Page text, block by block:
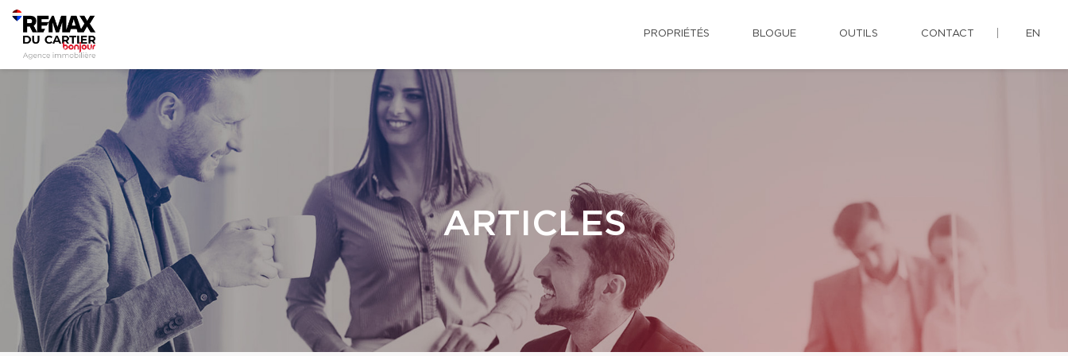
PROPRIÉTÉS BLOGUE OUTILS CONTACT EN
ARTICLES